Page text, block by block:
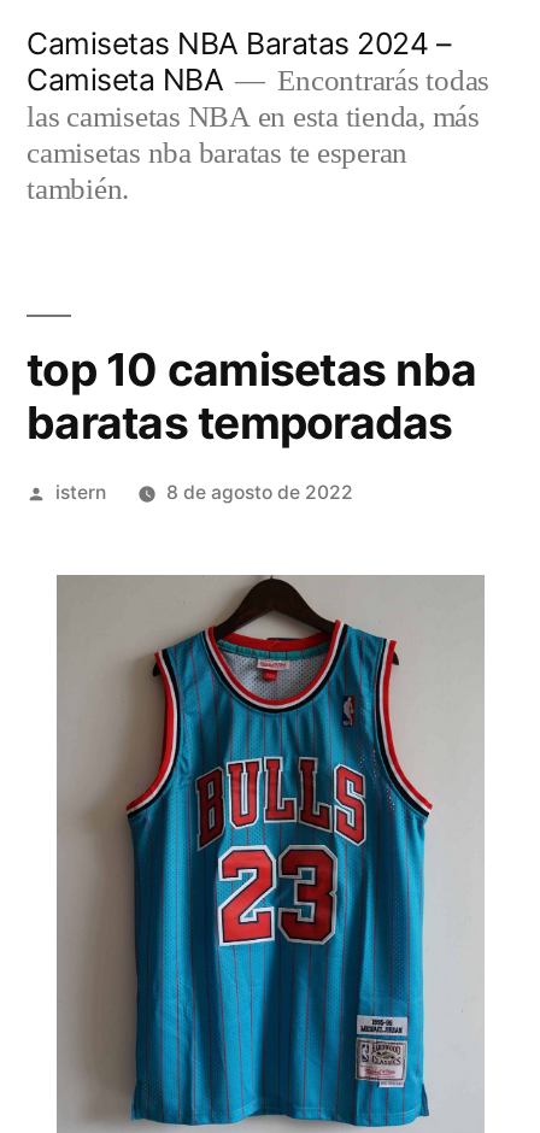
contenido
Camisetas NBA Baratas 2024 –
Camiseta NBA
Encontrarás todas
las camisetas NBA en esta tienda, más
camisetas nba baratas te esperan
también.
top 10 camisetas nba
baratas temporadas
Publicado
istern 8 de agosto de 2022